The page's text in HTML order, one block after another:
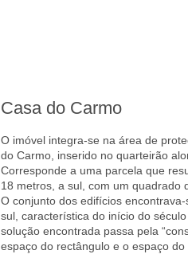
Casa do Carmo
O imóvel integra-se na área de
do Carmo, inserido no quarteirão
Corresponde a uma parcela que
18 metros, a sul, com um quadrado
O conjunto dos edifícios
sul, característica do início do
solução encontrada passa pela
espaço do rectângulo e o espaço